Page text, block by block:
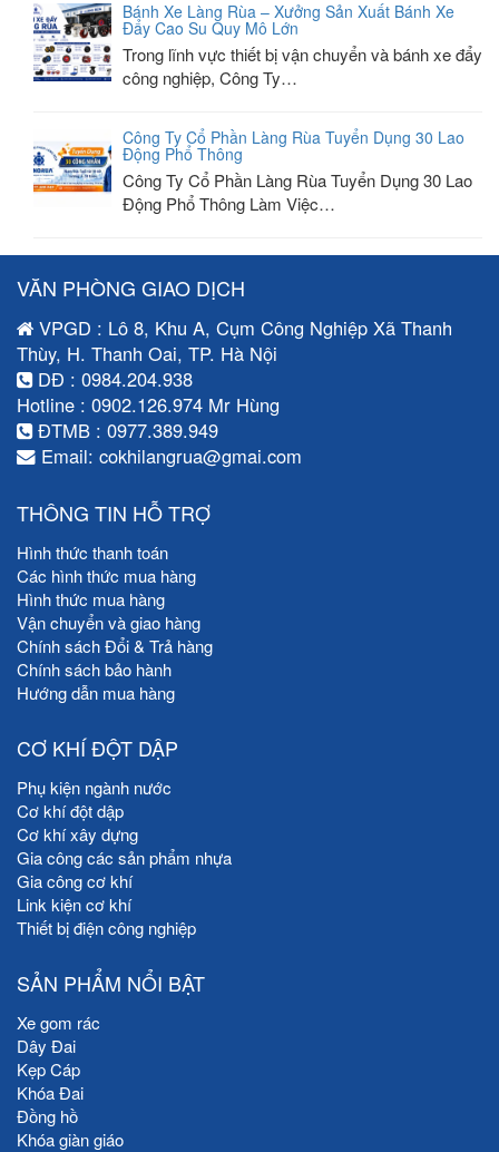
Bánh Xe Làng Rùa – Xưởng Sản Xuất Bánh Xe
Đẩy Cao Su Quy Mô Lớn
Trong lĩnh vực thiết bị vận chuyển và bánh xe đẩy
công nghiệp, Công Ty…
Công Ty Cổ Phần Làng Rùa Tuyển Dụng 30 Lao
Động Phổ Thông
Công Ty Cổ Phần Làng Rùa Tuyển Dụng 30 Lao
Động Phổ Thông Làm Việc…
VĂN PHÒNG GIAO DỊCH
VPGD : Lô 8, Khu A, Cụm Công Nghiệp Xã Thanh
Thùy, H. Thanh Oai, TP. Hà Nội
DĐ : 0984.204.938
Hotline : 0902.126.974 Mr Hùng
ĐTMB : 0977.389.949
Email: cokhilangrua@gmai.com
THÔNG TIN HỖ TRỢ
Hình thức thanh toán
Các hình thức mua hàng
Hình thức mua hàng
Vận chuyển và giao hàng
Chính sách Đổi & Trả hàng
Chính sách bảo hành
Hướng dẫn mua hàng
CƠ KHÍ ĐỘT DẬP
Phụ kiện ngành nước
Cơ khí đột dập
Cơ khí xây dựng
Gia công các sản phẩm nhựa
Gia công cơ khí
Link kiện cơ khí
Thiết bị điện công nghiệp
SẢN PHẨM NỔI BẬT
Xe gom rác
Dây Đai
Kẹp Cáp
Khóa Đai
Đồng hồ
Khóa giàn giáo